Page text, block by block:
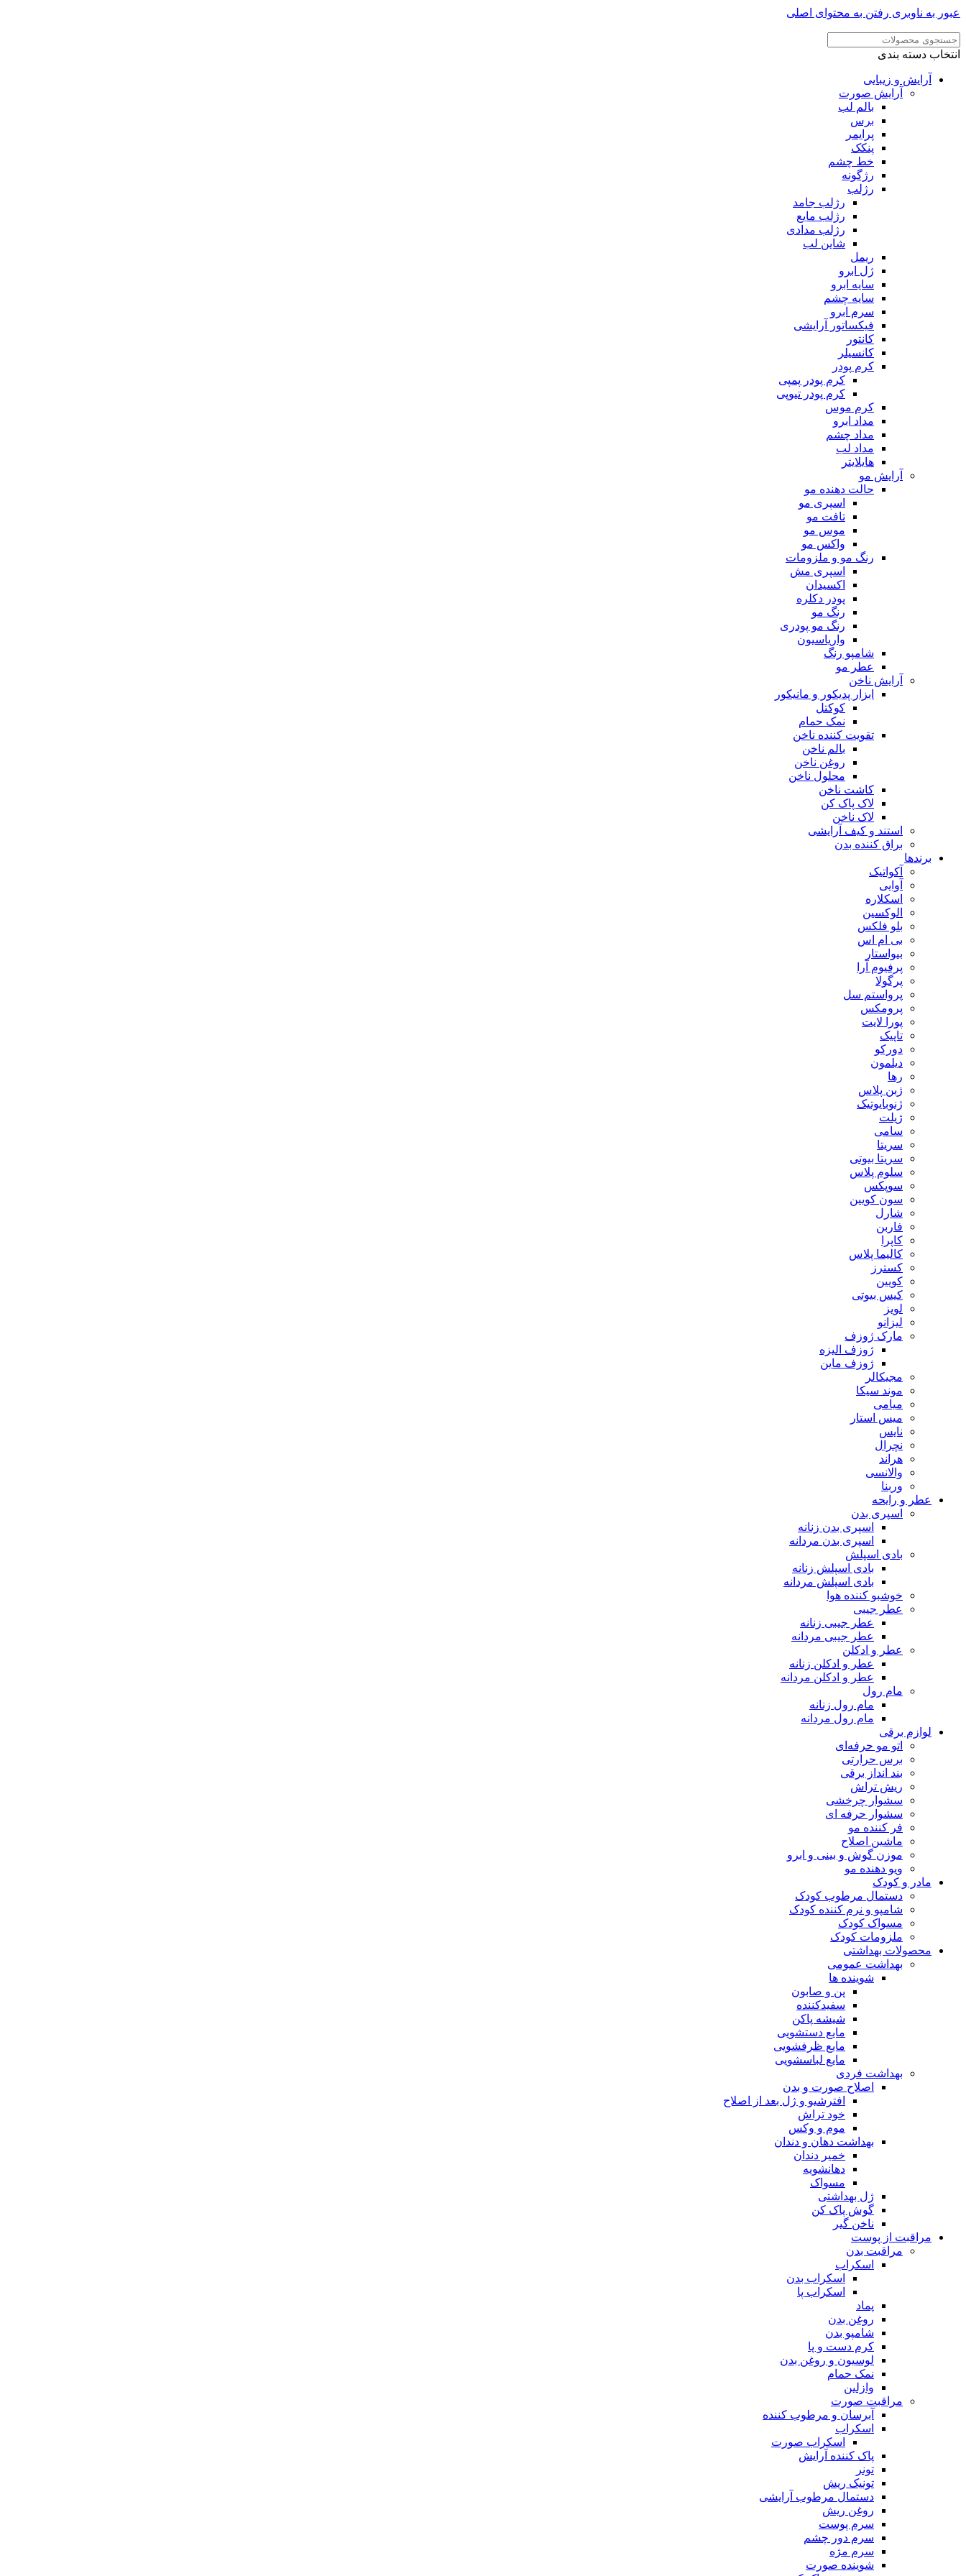
عبور به ناوبری رفتن به محتوای اصلی
انتخاب دسته بندی
آرایش و زیبایی
آرایش صورت
بالم لب
برس
پرایمر
پنکک
خط چشم
رژگونه
رژلب
رژلب جامد
رژلب مایع
رژلب مدادی
شاین لب
ریمل
ژل ابرو
سایه ابرو
سایه چشم
سرم ابرو
فیکساتور آرایشی
کانتور
کانسیلر
کرم پودر
کرم پودر پمپی
کرم پودر تیوپی
کرم موس
مداد ابرو
مداد چشم
مداد لب
هایلایتر
آرایش مو
حالت دهنده مو
اسپری مو
تافت مو
موس مو
واکس مو
رنگ مو و ملزومات
اسپری مش
اکسیدان
پودر دکلره
رنگ مو
رنگ مو پودری
واریاسیون
شامپو رنگ
عطر مو
آرایش ناخن
ابزار پدیکور و مانیکور
کوکتل
نمک حمام
تقویت کننده ناخن
بالم ناخن
روغن ناخن
محلول ناخن
کاشت ناخن
لاک پاک کن
لاک ناخن
استند و کیف آرایشی
براق کننده بدن
برندها
آکواتیک
آوایی
اسکلاره
الوکسین
بلو فلکس
بی ام اس
بیواستار
پرفیوم آرا
پرگولا
پرواستم سل
پرومکس
پورا لایت
تاپیک
دورکو
دیلمون
رها
ژبن پلاس
ژنوبایوتیک
ژیلت
سامی
سریتا
سریتا بیوتی
سلوم پلاس
سوپکس
سون کویین
شارل
فاربن
کاپرا
کالیما پلاس
کسترز
کویین
کیس بیوتی
لویز
لیزانو
مارک ژوزف
ژوزف الیزه
ژوزف ماین
مجیکالر
موند سیکا
میامی
میس استار
نایس
نچرال
هراند
والانسی
وربنا
عطر و رایحه
اسپری بدن
اسپری بدن زنانه
اسپری بدن مردانه
بادی اسپلش
بادی اسپلش زنانه
بادی اسپلش مردانه
خوشبو کننده هوا
عطر جیبی
عطر جیبی زنانه
عطر جیبی مردانه
عطر و ادکلن
عطر و ادکلن زنانه
عطر و ادکلن مردانه
مام رول
مام رول زنانه
مام رول مردانه
لوازم برقی
اتو مو حرفه‌ای
برس حرارتی
بند انداز برقی
ریش تراش
سشوار چرخشی
سشوار حرفه ای
فر کننده‌ مو
ماشین اصلاح
موزن گوش و بینی و ابرو
ویو دهنده مو
مادر و کودک
دستمال مرطوب کودک
شامپو و نرم کننده کودک
مسواک کودک
ملزومات کودک
محصولات بهداشتی
بهداشت عمومی
شوینده ها
پن و صابون
سفیدکننده
شیشه پاکن
مایع دستشویی
مایع ظرفشویی
مایع لباسشویی
بهداشت فردی
اصلاح صورت و بدن
افترشیو و ژل بعد از اصلاح
خود تراش
موم و وکس
بهداشت دهان و دندان
خمیر دندان
دهانشویه
مسواک
ژل بهداشتی
گوش پاک کن
ناخن گیر
مراقبت از پوست
مراقبت بدن
اسکراب
اسکراب بدن
اسکراب پا
پماد
روغن بدن
شامپو بدن
کرم دست و پا
لوسیون و روغن بدن
نمک حمام
وازلین
مراقبت صورت
آبرسان و مرطوب کننده
اسکراب
اسکراب صورت
پاک کننده آرایش
تونر
تونیک ریش
دستمال مرطوب آرایشی
روغن ریش
سرم پوست
سرم دور چشم
سرم مژه
شوینده صورت